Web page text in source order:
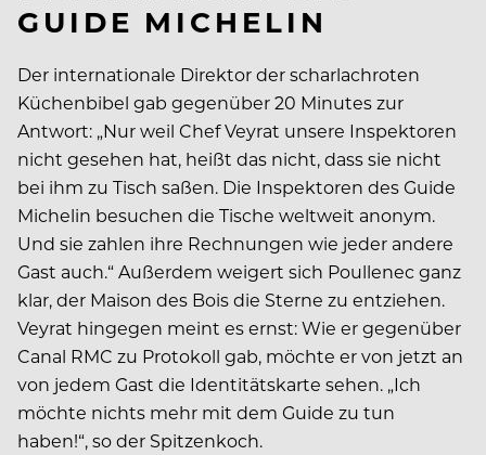
GUIDE MICHELIN
Der internationale Direktor der scharlachroten
Küchenbibel gab gegenüber20 Minutes zur
Antwort: „Nur weil Chef Veyrat unsere Inspektoren
nicht gesehen hat, heißt das nicht, dass sie nicht
bei ihm zu Tisch saßen. Die Inspektoren des Guide
Michelin besuchen die Tische weltweit anonym.
Und sie zahlen ihre Rechnungen wie jeder andere
Gast auch.“ Außerdem weigert sich Poullenec ganz
klar, der Maison des Bois die Sterne zu entziehen.
Veyrat hingegen meint es ernst: Wie er gegenüber
Canal RMC zu Protokoll gab, möchte er von jetzt an
von jedem Gast die Identitätskarte sehen. „Ich
möchte nichts mehr mit dem Guide zu tun
haben!“, so der Spitzenkoch.